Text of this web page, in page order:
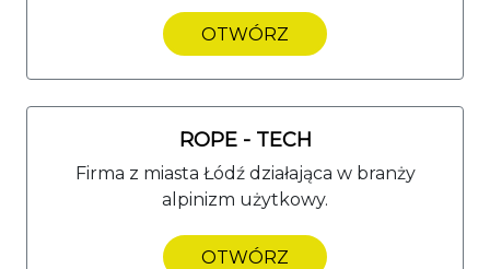
OTWÓRZ
ROPE - TECH
Firma z miasta Łódź działająca w branży
alpinizm użytkowy.
OTWÓRZ